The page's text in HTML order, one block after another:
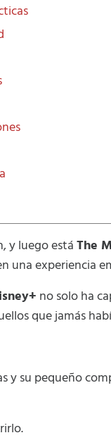
y luego estáThe
una experiencia
no solo ha
que jamás
y su pequeño